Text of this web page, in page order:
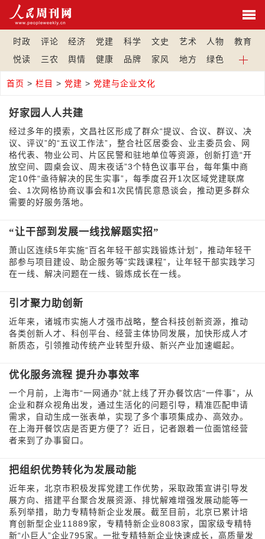
时政 评论 经济 党建 科学 文史 艺术 人物
教育
悦读
三农 舆情 健康 品牌 家风 地方 绿色
首页 > 栏目 > 党建 > 党建与企业文化
好家园人人共建
经过多年的摸索，文昌社区形成了群众“提议、合议、群议、决
议、评议”的“五议工作法”，整合社区居委会、业主委员会、网
格代表、物业公司、片区民警和驻地单位等资源，创新打造“开
放空间、圆桌会议、周末夜话”3个特色议事平台，每年集中商
定10件“亟待解决的民生实事”，每季度召开1次区域党建联席
会、1次网格协商议事会和1次民情民意恳谈会，推动更多群众
需要的好服务落地。
“让干部到发展一线找解题实招”
萧山区连续5年实施“百名年轻干部实践锻炼计划”，推动年轻干
部参与项目建设、助企服务等“实践课程”，让年轻干部实践学习
在一线、解决问题在一线、锻炼成长在一线。
引才聚力助创新
近年来，诸城市实施人才强市战略，整合科技创新资源，推动
各类创新人才、科创平台、经营主体协同发展，加快形成人才
新质态，引领推动传统产业转型升级、新兴产业加速崛起。
优化服务流程 提升办事效率
一个月前，上海市“一网通办”就上线了开办餐饮店“一件事”，从
企业和群众视角出发，通过生活化的问题引导，精准匹配申请
需求，自动生成一张表单，实现了多个事项集成办、高效办。
在上海开餐饮店是否更方便了？近日，记者跟着一位面馆经营
者来到了办事窗口。
把组织优势转化为发展动能
近年来，北京市积极发挥党建工作优势，采取政策宣讲引导发
展方向、搭建平台聚合发展资源、排忧解难增强发展动能等一
系列举措，助力专精特新企业发展。截至目前，北京已累计培
育创新型企业11889家，专精特新企业8083家，国家级专精特
新“小巨人”企业795家。一批专精特新企业快速成长，高质量发